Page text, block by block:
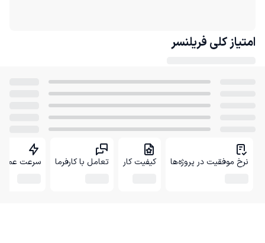
امتیاز کلی فریلنسر
نرخ موفقیت در پروژه‌ها کیفیت کار تعامل با کارفرما سرعت عمل